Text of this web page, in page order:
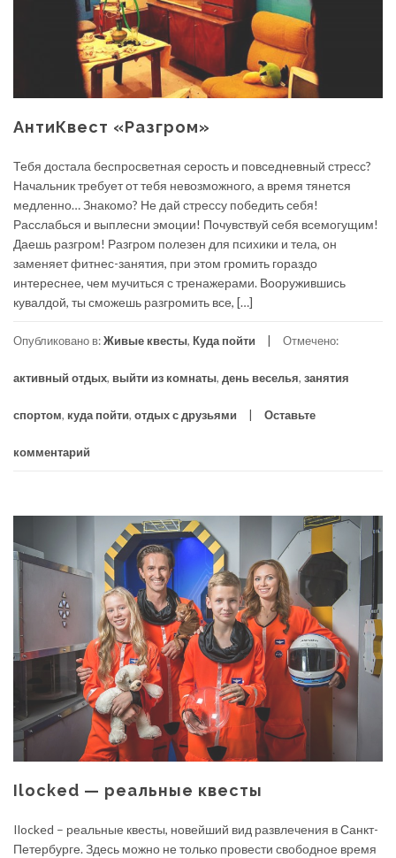
АнтиКвест «Разгром»
Тебя достала беспросветная серость и повседневный стресс?
Начальник требует от тебя невозможного, а время тянется
медленно… Знакомо? Не дай стрессу победить себя!
Расслабься и выплесни эмоции! Почувствуй себя всемогущим!
Даешь разгром! Разгром полезен для психики и тела, он
заменяет фитнес-занятия, при этом громить гораздо
интереснее, чем мучиться с тренажерами. Вооружившись
кувалдой, ты сможешь разгромить все, […]
Опубликовано в:Живые квесты, Куда пойти Отмечено:
активный отдых, выйти из комнаты, день веселья, занятия
спортом, куда пойти, отдых с друзьями Оставьте
комментарий
Ilocked — реальные квесты
Ilocked – реальные квесты, новейший вид развлечения в Санкт-
Петербурге. Здесь можно не только провести свободное время